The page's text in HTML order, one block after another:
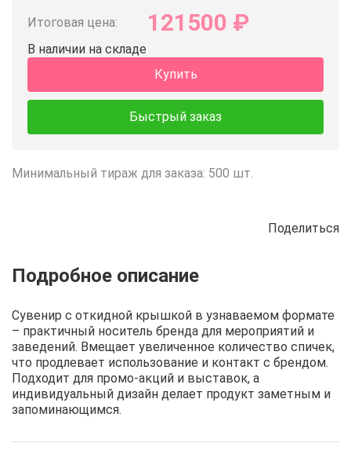
Итоговая цена: 121500 ₽
В наличии на складе
Купить
Быстрый заказ
Минимальный тираж для заказа: 500 шт.
Поделиться
Описание Отзывы Рецепты
Сувенир с откидной крышкой в узнаваемом формате
– практичный носитель бренда для мероприятий и
заведений. Вмещает увеличенное количество спичек,
что продлевает использование и контакт с брендом.
Подходит для промо-акций и выставок, а
индивидуальный дизайн делает продукт заметным и
запоминающимся.